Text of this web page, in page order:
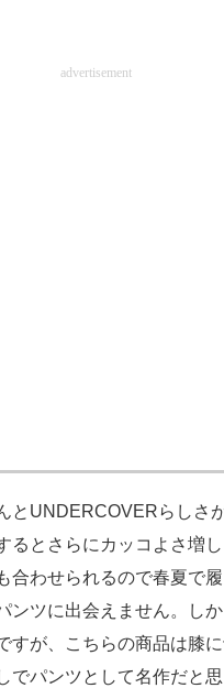
advertisement
UNDERCOVERらしさ
るとさらにカッコよさ増
合わせられるので春夏で
ンツに出会えません。し
すが、こちらの商品は膝
でパンツとして名作だと